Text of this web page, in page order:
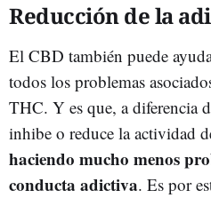
Reducción de la
El CBD también puede
todos los problemas
THC. Y es que, a diferencia
inhibe o reduce la actividad
haciendo mucho menos
conducta adictiva. Es por